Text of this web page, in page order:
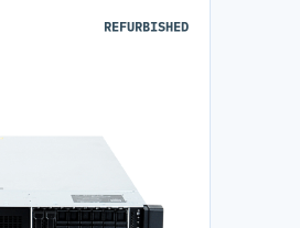
REFURBISHED